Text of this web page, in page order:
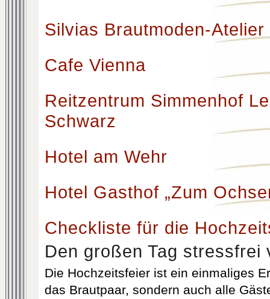
Silvias Brautmoden-Atelier
Cafe Vienna
Reitzentrum Simmenhof
Schwarz
Hotel am Wehr
Hotel Gasthof „Zum
Checkliste für die
Den großen Tag stressfrei
Die Hochzeitsfeier ist ein einmaliges
das Brautpaar, sondern auch alle